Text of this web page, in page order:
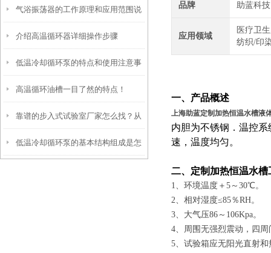
气浴振荡器的工作原理和应用范围说
明
介绍高温循环器详细操作步骤
低温冷却循环泵的特点和使用注意事
项
高温循环油槽一目了然的特点！
靠谱的步入式试验室厂家怎么找？从
信誉和资质入手
低温冷却循环泵的基本结构组成是怎
品牌 助蓝科技
应用领域
医疗卫
纺织/印
一、产品概述
上海助蓝定制加热恒温水槽液
内胆为不锈钢．温控
速，温度均匀。
二、 定制加热恒温水槽
1、环境温度＋5～ 30℃。
2、相对湿度≤85％RH。
3、大气压86～106Kpa。
4、周围无强烈震动，四周
5、试验箱应无阳光直射和